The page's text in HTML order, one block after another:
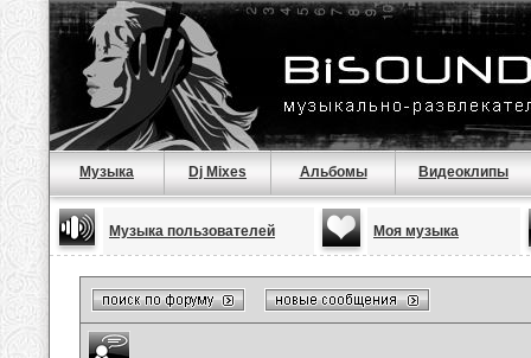
Музыка Dj Mixes Альбомы Видеоклипы
Музыка пользователей Моя музыка